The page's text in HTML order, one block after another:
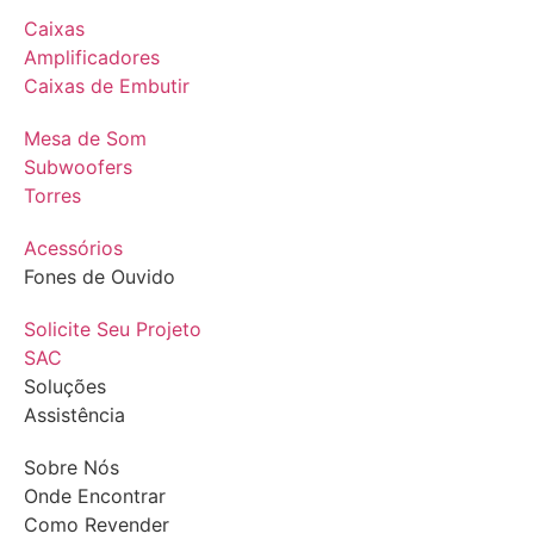
Caixas
Amplificadores
Caixas de Embutir
Mesa de Som
Subwoofers
Torres
Acessórios
Fones de Ouvido
Solicite Seu Projeto
SAC
Soluções
Assistência
Sobre Nós
Onde Encontrar
Como Revender